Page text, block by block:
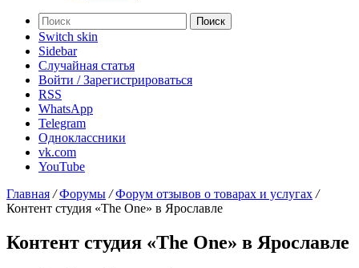
Поиск
Switch skin
Sidebar
Случайная статья
Войти / Зарегистрироваться
RSS
WhatsApp
Telegram
Одноклассники
vk.com
YouTube
Главная / Форумы / Форум отзывов о товарах и услугах /
Контент студия «The One» в Ярославле
Контент студия «The One» в Ярославле